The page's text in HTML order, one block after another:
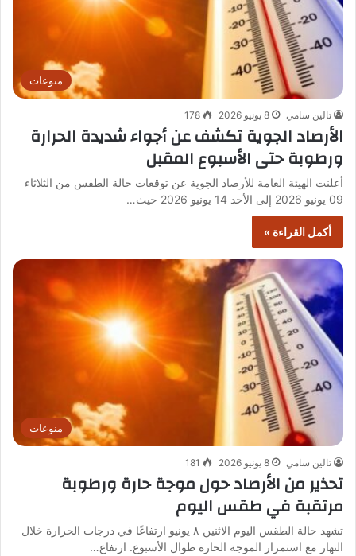
منوعات
تالين سامي 8 يونيو 2026 178
الأرصاد الجوية تكشف عن أجواء شديدة الحرارة
ورطوبة حتى الأسبوع المقبل
أعلنت الهيئة العامة للأرصاد الجوية عن توقعات حالة الطقس من الثلاثاء
09 يونيو 2026 إلى الأحد 14 يونيو 2026 حيث…
أكمل القراءة »
منوعات
تالين سامي 8 يونيو 2026 181
تحذير من الأرصاد حول موجة حارة ورطوبة
مرتقبة في طقس اليوم
تشهد حالة الطقس اليوم الاثنين ٨ يونيو ارتفاعًا في درجات الحرارة خلال
النهار مع استمرار الموجة الحارة طوال الأسبوع. ارتفاع…